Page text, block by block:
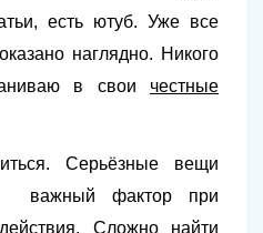
есть ютуб. Уже все
наглядно. Никого
в свои честные
Серьёзные вещи
важный фактор при
Сложно найти